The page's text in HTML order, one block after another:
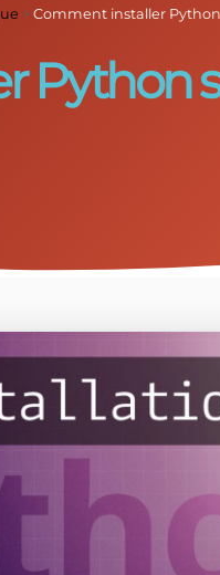
> Comment installer
Python